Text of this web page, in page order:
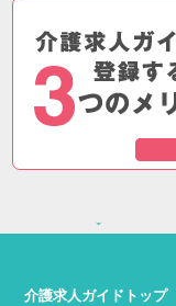
介護求人ガイドトップ